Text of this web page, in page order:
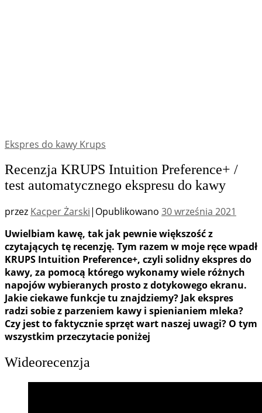
Ekspres do kawy Krups
Recenzja KRUPS Intuition Preference+ /
test automatycznego ekspresu do kawy
przez Kacper Żarski| Opublikowano 30 września 2021
Uwielbiam kawę, tak jak pewnie większość z
czytających tę recenzję. Tym razem w moje ręce wpadł
KRUPS Intuition Preference+, czyli solidny ekspres do
kawy, za pomocą którego wykonamy wiele różnych
napojów wybieranych prosto z dotykowego ekranu.
Jakie ciekawe funkcje tu znajdziemy? Jak ekspres
radzi sobie z parzeniem kawy i spienianiem mleka?
Czy jest to faktycznie sprzęt wart naszej uwagi? O tym
wszystkim przeczytacie poniżej
Wideorecenzja